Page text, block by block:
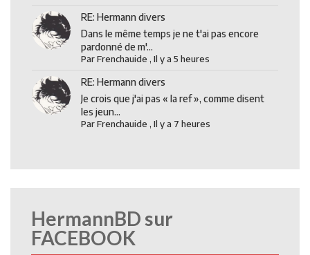
RE: Hermann divers
Dans le même temps je ne t'ai pas encore
pardonné de m'...
ParFrenchauide ,Il y a 5 heures
RE: Hermann divers
Je crois que j'ai pas « la ref », comme disent
les jeun...
ParFrenchauide ,Il y a 7 heures
HermannBD sur
FACEBOOK